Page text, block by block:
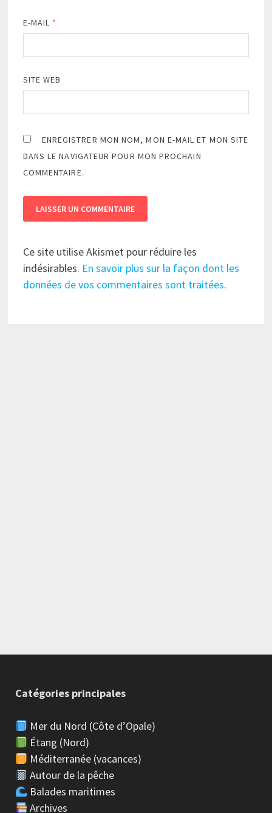
E-MAIL *
SITE WEB
ENREGISTRER MON NOM, MON E-MAIL ET MON SITE
DANS LE NAVIGATEUR POUR MON PROCHAIN
COMMENTAIRE.
Ce site utilise Akismet pour réduire les
indésirables. En savoir plus sur la façon dont les
données de vos commentaires sont traitées.
Catégories principales
Mer du Nord (Côte d’Opale)
Étang (Nord)
Méditerranée (vacances)
Autour de la pêche
Balades maritimes
Archives